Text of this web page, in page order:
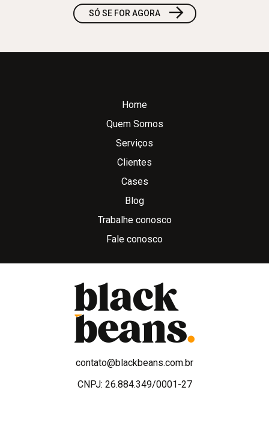
SÓ SE FOR AGORA →
Home
Quem Somos
Serviços
Clientes
Cases
Blog
Trabalhe conosco
Fale conosco
contato@blackbeans.com.br
CNPJ: 26.884.349/0001-27